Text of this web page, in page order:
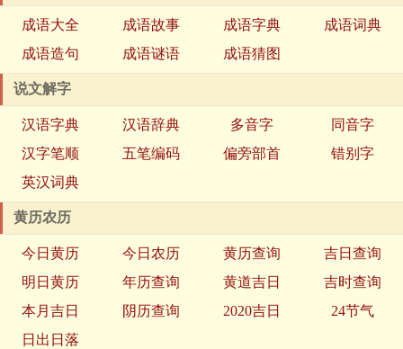
成语大全 成语故事 成语字典
成语词典
成语造句
成语谜语 成语猜图
说文解字
汉语字典 汉语辞典 多音字
同音字
汉字笔顺
五笔编码 偏旁部首
错别字
英汉词典
黄历农历
今日黄历 今日农历 黄历查询
吉日查询
明日黄历
年历查询 黄道吉日
吉时查询
本月吉日
阴历查询 2020吉日
24节气
日出日落